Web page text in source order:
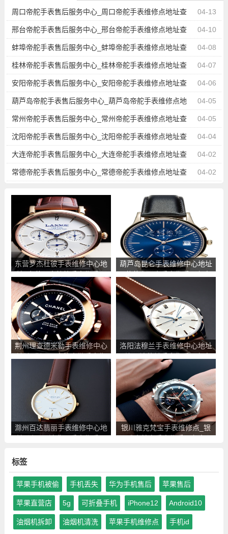
04-13
周口帝舵手表售后服务中心_周口帝舵手表维修点地址查
询 04-10
邢台帝舵手表售后服务中心_邢台帝舵手表维修点地址查
询 04-08
蚌埠帝舵手表售后服务中心_蚌埠帝舵手表维修点地址查
询 04-07
桂林帝舵手表售后服务中心_桂林帝舵手表维修点地址查
询 04-06
安阳帝舵手表售后服务中心_安阳帝舵手表维修点地址查
询 04-05
葫芦岛帝舵手表售后服务中心_葫芦岛帝舵手表维修点地
址查询 04-05
常州帝舵手表售后服务中心_常州帝舵手表维修点地址查
询 04-04
沈阳帝舵手表售后服务中心_沈阳帝舵手表维修点地址查
询 04-02
大连帝舵手表售后服务中心_大连帝舵手表维修点地址查
询 04-02
常德帝舵手表售后服务中心_常德帝舵手表维修点地址查
东营罗杰杜彼手表维修中心地
址_东营罗杰杜彼手表售后服
务点查询
葫芦岛昆仑手表维修中心地址
_葫芦岛昆仑手表售后服务点
荆州理查德米勒手表维修中心
地址_荆州理查德米勒手表售
后服务点查询
洛阳法穆兰手表维修中心地址
_洛阳法穆兰手表售后服务点
查询
滁州百达翡丽手表维修中心地
址_滁州百达翡丽手表售后服
银川雅克梵宝手表维修点_银
川雅克梵宝手表售后服务中心
标签
苹果手机被偷 手机丢失 华为手机售后 苹果售后
苹果直营店 5g 可折叠手机 iPhone12 Android10
油烟机拆卸 油烟机清洗 苹果手机维修点 手机id